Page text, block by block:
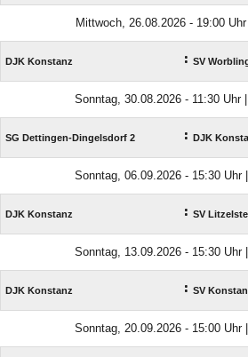
Mittwoch, 26.08.2026 - 19:00
DJK Konstanz : SV
Sonntag, 30.08.2026 - 11:30 Uhr
SG Dettingen-Dingelsdorf 2 : DJK
Sonntag, 06.09.2026 - 15:30 Uhr
DJK Konstanz : SV
Sonntag, 13.09.2026 - 15:30 Uhr
DJK Konstanz : SV
Sonntag, 20.09.2026 - 15:00 Uhr